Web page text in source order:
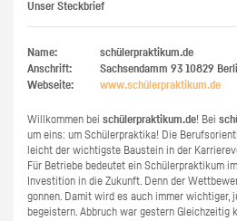
Unser Steckbrief
Name:
schülerpraktikum.de
Anschrift:
Sachsendamm 93 10829
Webseite:
www.​schüler​prak​tiku​m.​de
Will­kom­men bei schü­ler­prak­ti­kum.de! Bei
um eins: um Schü­ler­prak­ti­ka! Die
leicht der wich­tigs­te Bau­stein in der
Für Be­trie­be be­deu­tet ein Schü­ler­prak­ti­kum
In­ves­ti­ti­on in die Zu­kunft. Denn der
gon­nen. Damit wird es auch immer wich­ti­ger,
be­geis­tern. Ab­bruch war ges­tern Gleich­zei­tig